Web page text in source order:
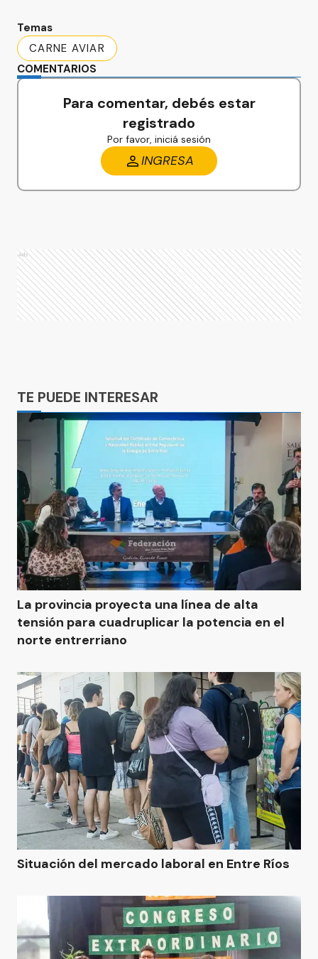
Temas
CARNE AVIAR
COMENTARIOS
Para comentar, debés estar
registrado
Por favor, iniciá sesión
INGRESA
Ads
TE PUEDE INTERESAR
La provincia proyecta una línea de alta
tensión para cuadruplicar la potencia en el
norte entrerriano
Situación del mercado laboral en Entre Ríos